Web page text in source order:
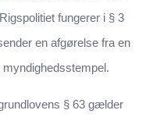
fungerer i § 3
en afgørelse fra en
§ 63 gælder